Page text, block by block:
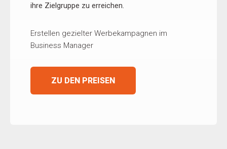
ihre Zielgruppe zu erreichen.
Erstellen gezielter Werbekampagnen im
Business Manager
ZU DEN PREISEN